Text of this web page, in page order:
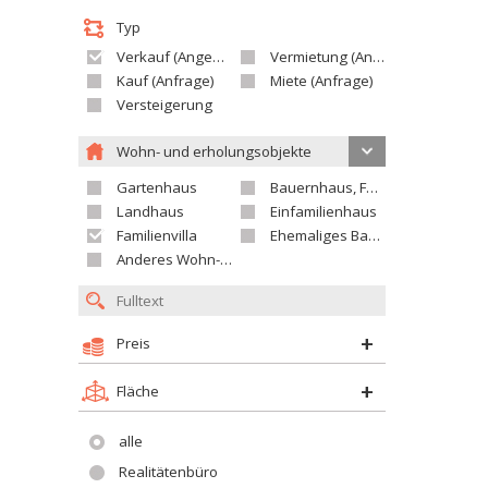
Typ
Verkauf (Angebot)
Vermietung (Angebot)
Kauf (Anfrage)
Miete (Anfrage)
Versteigerung
Wohn- und erholungsobjekte
Gartenhaus
Bauernhaus, Ferienhaus
Landhaus
Einfamilienhaus
Familienvilla
Ehemaliges Bauerngut
Anderes Wohn- oder Ferienobjekt
Preis
Fläche
alle
Realitätenbüro